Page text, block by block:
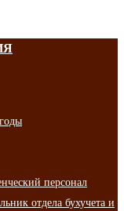
персонал
отдела бухучета и